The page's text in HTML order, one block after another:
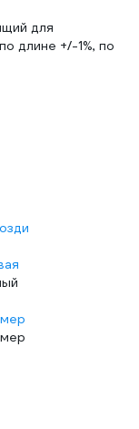
для
длине +/-1%, по